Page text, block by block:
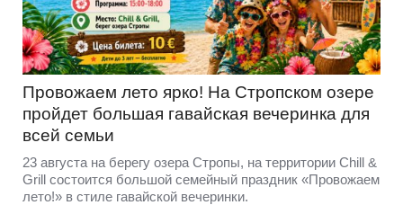
Провожаем лето ярко! На Стропском озере
пройдет большая гавайская вечеринка для
всей семьи
23 августа на берегу озера Стропы, на территории Chill &
Grill состоится большой семейный праздник «Провожаем
лето!» в стиле гавайской вечеринки.